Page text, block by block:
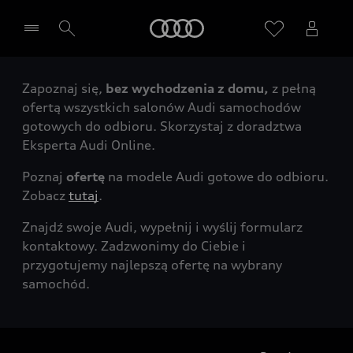
Wybierz Twojego Partnera Audi
Zapoznaj się, bez wychodzenia z domu, z pełną
ofertą wszystkich salonów Audi samochodów
gotowych do odbioru. Skorzystaj z doradztwa
Eksperta Audi Online.
Poznaj ofertę na modele Audi gotowe do odbioru.
Zobacz tutaj.
Znajdź swoje Audi, wypełnij i wyślij formularz
kontaktowy. Zadzwonimy do Ciebie i
przygotujemy najlepszą ofertę na wybrany
samochód.